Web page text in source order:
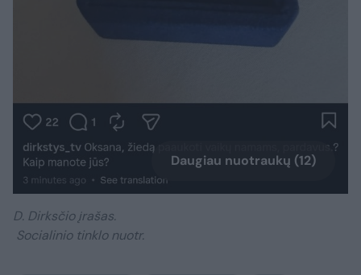
Daugiau nuotraukų (12)
D. Dirksčio įrašas.
Socialinio tinklo nuotr.